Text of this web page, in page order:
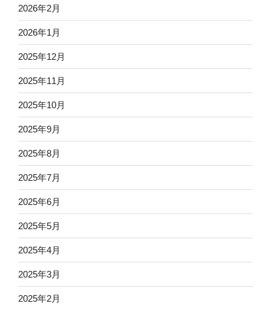
2026年2月
2026年1月
2025年12月
2025年11月
2025年10月
2025年9月
2025年8月
2025年7月
2025年6月
2025年5月
2025年4月
2025年3月
2025年2月